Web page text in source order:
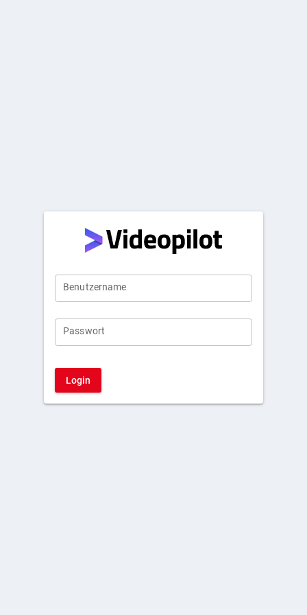
Benutzername
Passwort
Login